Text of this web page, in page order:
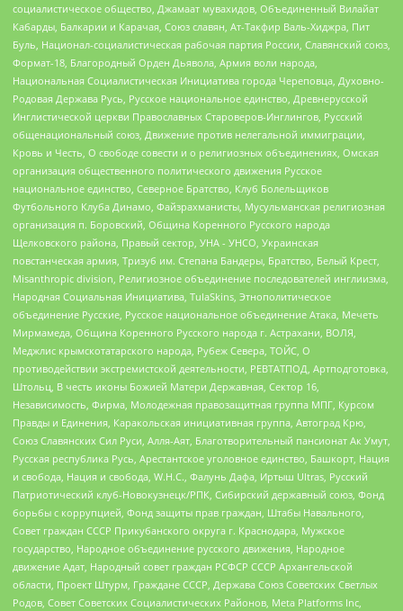
социалистическое общество, Джамаат мувахидов, Объединенный Вилайат
Кабарды, Балкарии и Карачая, Союз славян, Ат-Такфир Валь-Хиджра, Пит
Буль, Национал-социалистическая рабочая партия России, Славянский союз,
Формат-18, Благородный Орден Дьявола, Армия воли народа,
Национальная Социалистическая Инициатива города Череповца, Духовно-
Родовая Держава Русь, Русское национальное единство, Древнерусской
Инглистической церкви Православных Староверов-Инглингов, Русский
общенациональный союз, Движение против нелегальной иммиграции,
Кровь и Честь, О свободе совести и о религиозных объединениях, Омская
организация общественного политического движения Русское
национальное единство, Северное Братство, Клуб Болельщиков
Футбольного Клуба Динамо, Файзрахманисты, Мусульманская религиозная
организация п. Боровский, Община Коренного Русского народа
Щелковского района, Правый сектор, УНА - УНСО, Украинская
повстанческая армия, Тризуб им. Степана Бандеры, Братство, Белый Крест,
Misanthropic division, Религиозное объединение последователей инглиизма,
Народная Социальная Инициатива, TulaSkins, Этнополитическое
объединение Русские, Русское национальное объединение Атака, Мечеть
Мирмамеда, Община Коренного Русского народа г. Астрахани, ВОЛЯ,
Меджлис крымскотатарского народа, Рубеж Севера, ТОЙС, О
противодействии экстремистской деятельности, РЕВТАТПОД, Артподготовка,
Штольц, В честь иконы Божией Матери Державная, Сектор 16,
Независимость, Фирма, Молодежная правозащитная группа МПГ, Курсом
Правды и Единения, Каракольская инициативная группа, Автоград Крю,
Союз Славянских Сил Руси, Алля-Аят, Благотворительный пансионат Ак Умут,
Русская республика Русь, Арестантское уголовное единство, Башкорт, Нация
и свобода, Нация и свобода, W.H.С., Фалунь Дафа, Иртыш Ultras, Русский
Патриотический клуб-Новокузнецк/РПК, Сибирский державный союз, Фонд
борьбы с коррупцией, Фонд защиты прав граждан, Штабы Навального,
Совет граждан СССР Прикубанского округа г. Краснодара, Мужское
государство, Народное объединение русского движения, Народное
движение Адат, Народный совет граждан РСФСР СССР Архангельской
области, Проект Штурм, Граждане СССР, Держава Союз Советских Светлых
Родов, Совет Советских Социалистических Районов, Meta Platforms Inc,